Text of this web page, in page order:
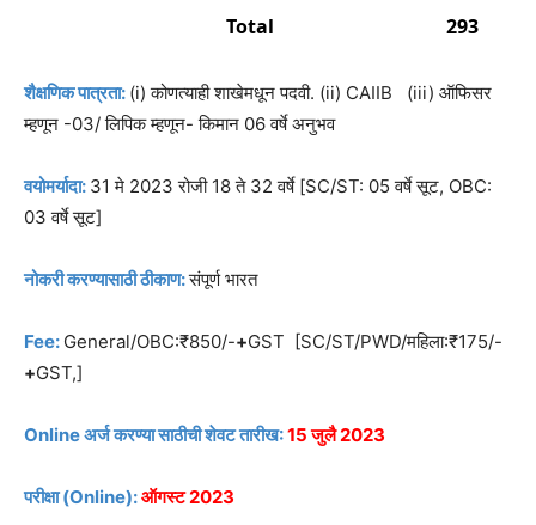
Total
293
शैक्षणिक पात्रता: (i) कोणत्याही शाखेमधून पदवी. (ii) CAIIB (iii) ऑफिसर
म्हणून -03/ लिपिक म्हणून- किमान 06 वर्षे अनुभव
वयोमर्यादा: 31 मे 2023 रोजी 18 ते 32 वर्षे [SC/ST: 05 वर्षे सूट, OBC:
03 वर्षे सूट]
नोकरी करण्यासाठी ठीकाण:संपूर्ण भारत
Fee: General/OBC:₹850/-+GST [SC/ST/PWD/महिला:₹175/-
+GST,]
Online अर्ज करण्या साठीची शेवट तारीख:15 जुलै 2023
परीक्षा (Online):ऑगस्ट 2023